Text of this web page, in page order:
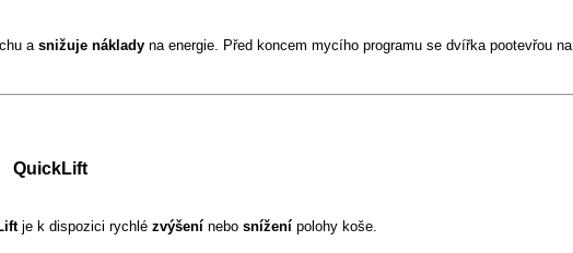
a snižuje náklady na energie. Před koncem mycího programu se dvířka pootevřou na
QuickLift
je k dispozici rychlé zvýšení nebo snížení polohy koše.